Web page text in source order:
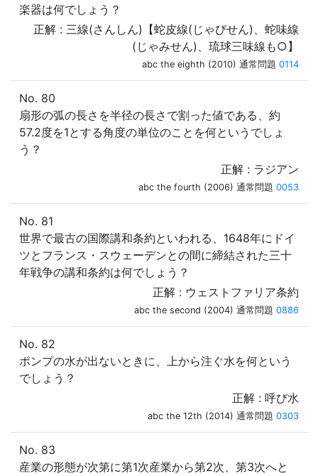
楽器は何でしょう？
正解 : 三線(さんしん)【蛇皮線(じゃびせん)、蛇味線
(じゃみせん)、琉球三味線も○】
abc the eighth (2010) 通常問題 0114
No. 80
扇形の弧の長さを半径の長さで割った値である、約
57.2度を1とする角度の単位のことを何というでしょ
う？
正解 : ラジアン
abc the fourth (2006) 通常問題 0053
No. 81
世界で最古の国際講和条約といわれる、1648年にドイ
ツとフランス・スウェーデンとの間に締結された三十
年戦争の講和条約は何でしょう？
正解 : ウェストファリア条約
abc the second (2004) 通常問題 0886
No. 82
ポンプの水が出ないときに、上から注ぐ水を何という
でしょう？
正解 : 呼び水
abc the 12th (2014) 通常問題 0303
No. 83
産業の形態が次第に第1次産業から第2次、第3次へと